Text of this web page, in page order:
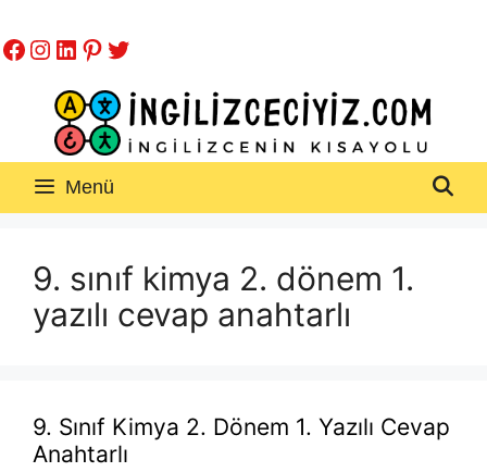
atla
Facebook
Instagram
LinkedIn
Pinterest
Twitter
Menü
9. sınıf kimya 2. dönem 1.
yazılı cevap anahtarlı
9. Sınıf Kimya 2. Dönem 1. Yazılı Cevap
Anahtarlı